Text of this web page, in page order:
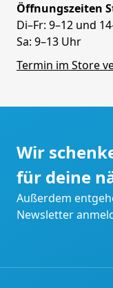
Öffnungszeiten
Di–Fr: 9–12 und
Sa: 9–13 Uhr
Termin im Store
Wir
für deine
Außerdem
Newsletter